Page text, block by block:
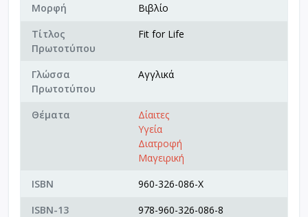
Μορφή
Βιβλίο
Τίτλος
Πρωτοτύπου
Fit for Life
Γλώσσα
Πρωτοτύπου
Αγγλικά
Θέματα
Δίαιτες
Υγεία
Διατροφή
Μαγειρική
ISBN
960-326-086-X
ISBN-13
978-960-326-086-8